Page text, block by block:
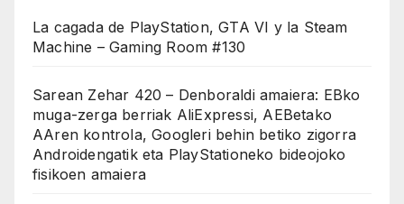
La cagada de PlayStation, GTA VI y la Steam
Machine – Gaming Room #130
Sarean Zehar 420 – Denboraldi amaiera: EBko
muga-zerga berriak AliExpressi, AEBetako
AAren kontrola, Googleri behin betiko zigorra
Androidengatik eta PlayStationeko bideojoko
fisikoen amaiera